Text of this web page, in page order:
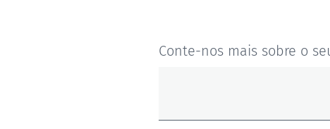
de
Conte-nos mais sobre o